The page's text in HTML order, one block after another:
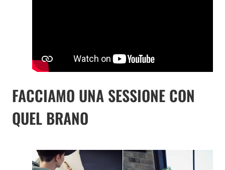
FACCIAMO UNA SESSIONE CON
QUEL BRANO